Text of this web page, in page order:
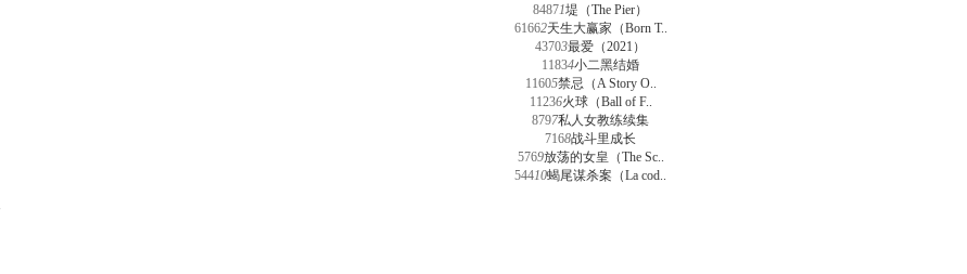
84871堤（The Pier）
61662天生大赢家（Born T..
43703最爱（2021）
11834小二黑结婚
11605禁忌（A Story O..
11236火球（Ball of F..
8797私人女教练续集
7168战斗里成长
5769放荡的女皇（The Sc..
54410蝎尾谋杀案（La cod..